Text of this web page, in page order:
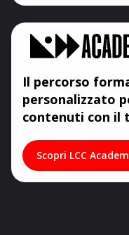
Il percorso
personalizzato
contenuti con il
Scopri LCC